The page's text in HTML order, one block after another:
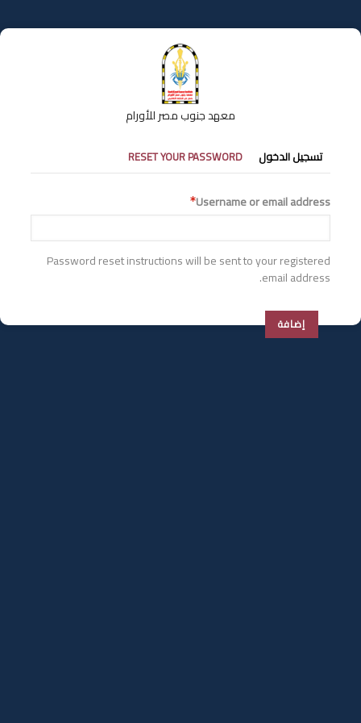
إلى
المحتوى
معهد جنوب مصر للأورام
التبويبات
الأساسية
تسجيل الدخول RESET YOUR PASSWORD
Username or email address
Password reset instructions will be sent to your registered
email address.